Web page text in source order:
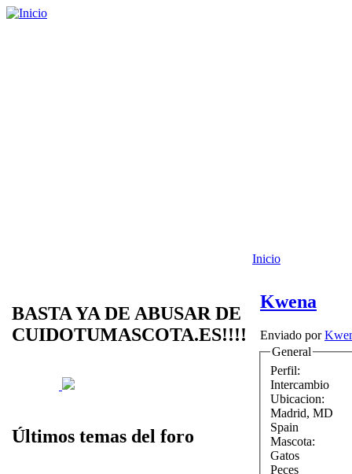
BASTA YA DE ABUSAR DE
CUIDOTUMASCOTA.ES!!!!
Últimos temas del foro
Inicio
Kwena
Enviado por
General
Perfil:
Intercambio
Ubicacion:
Madrid, MD
Spain
Mascota:
Gatos
Peces